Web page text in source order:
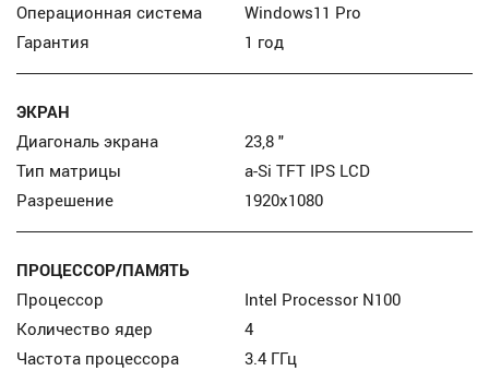
Операционная система
Windows11 Pro
Гарантия
1 год
ЭКРАН
Диагональ экрана
23,8 "
Тип матрицы
a-Si TFT IPS LCD
Разрешение
1920x1080
ПРОЦЕССОР/ПАМЯТЬ
Процессор
Intel Processor N100
Количество ядер
4
Частота процессора
3.4 ГГц